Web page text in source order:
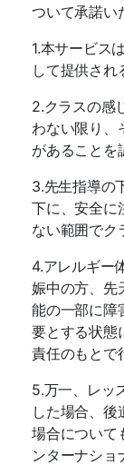
ついて承諾い
1.本サービス
して提供され
2.クラスの感
わない限り、
があることを
3.先生指導の
下に、安全に
ない範囲でク
4.アレルギー
娠中の方、先
能の一部に障
要とする状態
責任のもとで
5.万一、レッ
した場合、後
場合について
ンターナショ